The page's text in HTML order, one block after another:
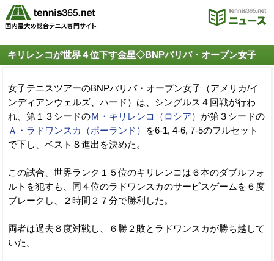
キリレンコが世界４位下す金星◇BNPパリバ・オープン女子
女子テニスツアーのBNPパリバ・オープン女子（アメリカ/イ
ンディアンウェルズ、ハード）は、シングルス４回戦が行わ
れ、第１３シードのＭ・キリレンコ（ロシア） が第３シードの
Ａ・ラドワンスカ（ポーランド）
を6-1, 4-6, 7-5のフルセット
で下し、ベスト８進出を決めた。
この試合、世界ランク１５位のキリレンコは６本のダブルフォ
ルトを犯すも、同４位のラドワンスカのサービスゲームを６度
ブレークし、２時間２７分で勝利した。
両者は過去８度対戦し、６勝２敗とラドワンスカが勝ち越して
いた。